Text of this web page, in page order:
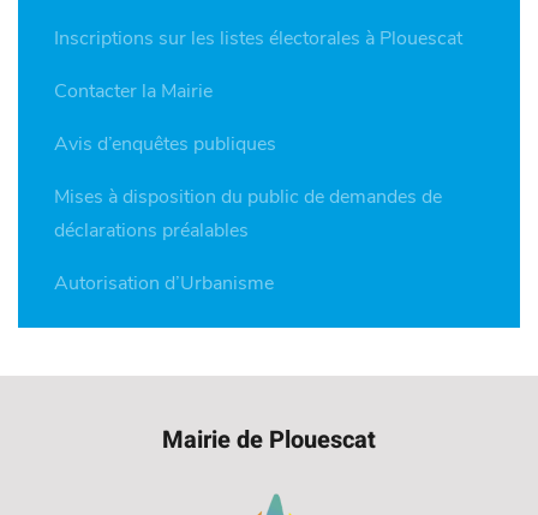
Inscriptions sur les listes électorales à Plouescat
Contacter la Mairie
Avis d’enquêtes publiques
Mises à disposition du public de demandes de
déclarations préalables
Autorisation d’Urbanisme
Mairie de Plouescat